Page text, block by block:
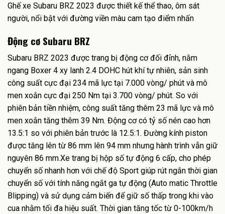
Ghế xe Subaru BRZ 2023 được thiết kế thể thao, ôm sát
người, nổi bật với đường viền màu cam tạo điểm nhấn
Động cơ Subaru BRZ
Subaru BRZ 2023 được trang bị động cơ đối đỉnh, nằm
ngang Boxer 4 xy lanh 2.4 DOHC hút khí tự nhiên, sản sinh
công suất cực đại 234 mã lực tại 7.000 vòng/ phút và mô
men xoắn cực đại 250 Nm tại 3.700 vòng/ phút. So với
phiên bản tiền nhiệm, công suất tăng thêm 23 mã lực và mô
men xoắn tăng thêm 39 Nm. Động cơ có tỷ số nén cao hơn
13.5:1 so với phiên bản trước là 12.5:1. Đường kính piston
được tăng lên từ 86 mm lên 94 mm nhưng hành trình vẫn giữ
nguyên 86 mm.Xe trang bị hộp số tự động 6 cấp, cho phép
chuyển số nhanh hơn với chế độ Sport giúp rút ngắn thời gian
chuyển số với tính năng ngắt ga tự động (Auto matic Throttle
Blipping) và sử dụng cảm biến để giữ số thấp trong khi vào
cua nhằm tối đa hiệu suất. Thời gian tăng tốc từ 0-100km/h